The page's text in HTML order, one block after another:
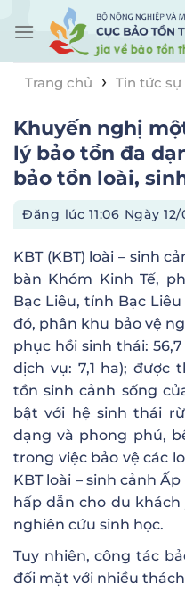
content
Trang chủ
› Tin tức sự
tồn loài,
Khuyến nghị
lý bảo tồn đa
bảo tồn loài,
Đăng lúc11:06 Ngày
KBT (KBT) loài – sinh
bàn Khóm Kinh Tế,
Bạc Liêu, tỉnh Bạc
đó, phân khu bảo vệ
phục hồi sinh thái:
dịch vụ: 7,1 ha); được
tồn sinh cảnh sống
bật với hệ sinh thái
dạng và phong phú,
trong việc bảo vệ các
KBT loài – sinh cảnh
hấp dẫn cho du
nghiên cứu sinh học.
Tuy nhiên, công tác
đối mặt với nhiều